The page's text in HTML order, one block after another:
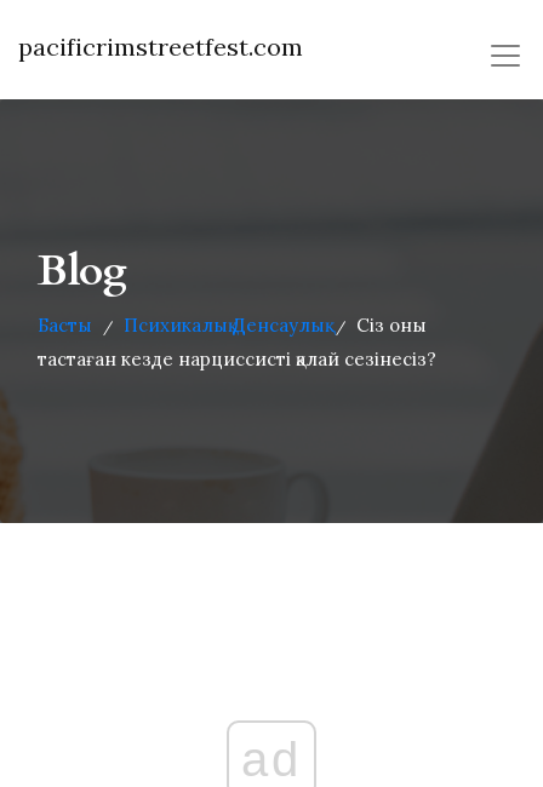
pacificrimstreetfest.com
Blog
Басты / Психикалық Денсаулық /
Сіз оны
тастаған кезде нарциссисті қалай сезінесіз?
ad